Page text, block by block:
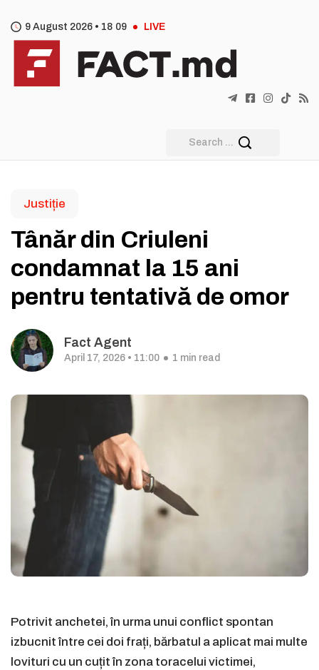
9 August 2026 • 18 09 LIVE
Justiție
Tânăr din Criuleni
condamnat la 15 ani
pentru tentativă de omor
Fact Agent
April 17, 2026 • 11:00 1 min read
Potrivit anchetei, în urma unui conflict spontan
izbucnit între cei doi frați, bărbatul a aplicat mai multe
lovituri cu un cuțit în zona toracelui victimei,